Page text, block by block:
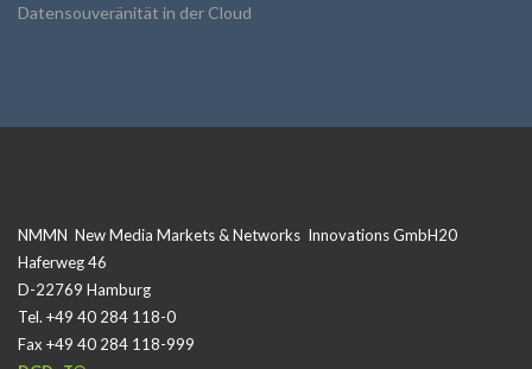
Datensouveränität in der Cloud
NMMN New Media Markets & Networks Innovations GmbH20
Haferweg 46
D-22769 Hamburg
Tel. +49 40 284 118-0
Fax +49 40 284 118-999